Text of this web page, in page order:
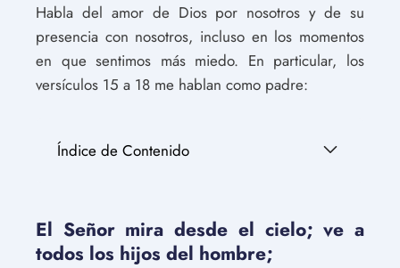
Habla del amor de Dios por nosotros y de su
presencia con nosotros, incluso en los momentos
en que sentimos más miedo. En particular, los
versículos 15 a 18 me hablan como padre:
Índice de Contenido
El Señor mira desde el cielo; ve a
todos los hijos del hombre;